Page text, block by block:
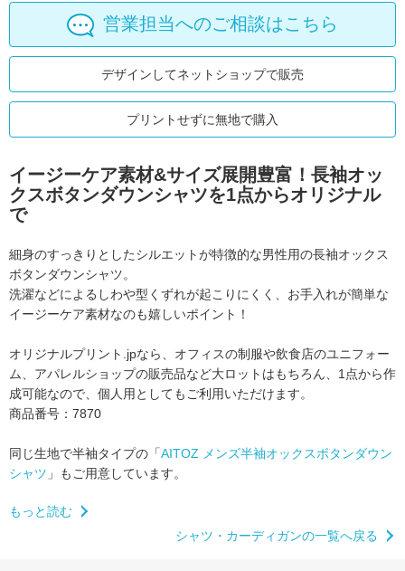
営業担当へのご相談はこちら
デザインしてネットショップで販売
プリントせずに無地で購入
イージーケア素材&サイズ展開豊富！ 長袖オッ
クスボタンダウンシャツを1点からオリジナル
で
細身のすっきりとしたシルエットが特徴的な男性用の長袖オックス
ボタンダウンシャツ。
洗濯などによるしわや型くずれが起こりにくく、 お手入れが簡単な
イージーケア素材なのも嬉しいポイント！
オリジナルプリント.jpなら、オフィスの制服や飲食店のユニフォー
ム、 アパレルショップの販売品など大ロットはもちろん、 1点から作
成可能なので、個人用としてもご利用いただけます。
商品番号：7870
同じ生地で半袖タイプの「AITOZ メンズ半袖オックスボタンダウン
シャツ 」もご用意しています。
もっと読む
シャツ・カーディガンの一覧へ戻る